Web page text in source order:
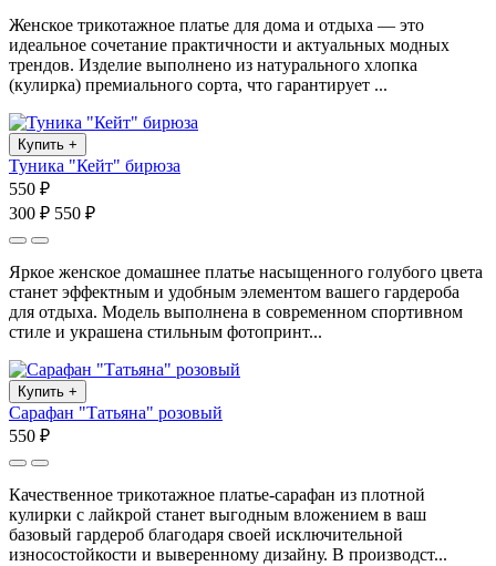
Женское трикотажное платье для дома и отдыха — это
идеальное сочетание практичности и актуальных модных
трендов. Изделие выполнено из натурального хлопка
(кулирка) премиального сорта, что гарантирует ...
Купить +
Туника "Кейт" бирюза
550 ₽
300 ₽ 550 ₽
Яркое женское домашнее платье насыщенного голубого цвета
станет эффектным и удобным элементом вашего гардероба
для отдыха. Модель выполнена в современном спортивном
стиле и украшена стильным фотопринт...
Купить +
Сарафан "Татьяна" розовый
550 ₽
Качественное трикотажное платье-сарафан из плотной
кулирки с лайкрой станет выгодным вложением в ваш
базовый гардероб благодаря своей исключительной
износостойкости и выверенному дизайну. В производст...